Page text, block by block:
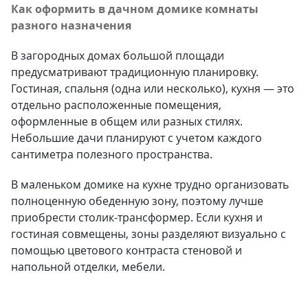
Как оформить вдачном домике комнаты
разного назначения
В загородных домах большой площади
предусматривают традиционную планировку.
Гостиная, спальня (одна или несколько), кухня — это
отдельно расположенные помещения,
оформленные в общем или разных стилях.
Небольшие дачи планируют с учетом каждого
сантиметра полезного пространства.
В маленьком домике на кухне трудно организовать
полноценную обеденную зону, поэтому лучше
приобрести столик-трансформер. Если кухня и
гостиная совмещены, зоны разделяют визуально с
помощью цветового контраста стеновой и
напольной отделки, мебели.